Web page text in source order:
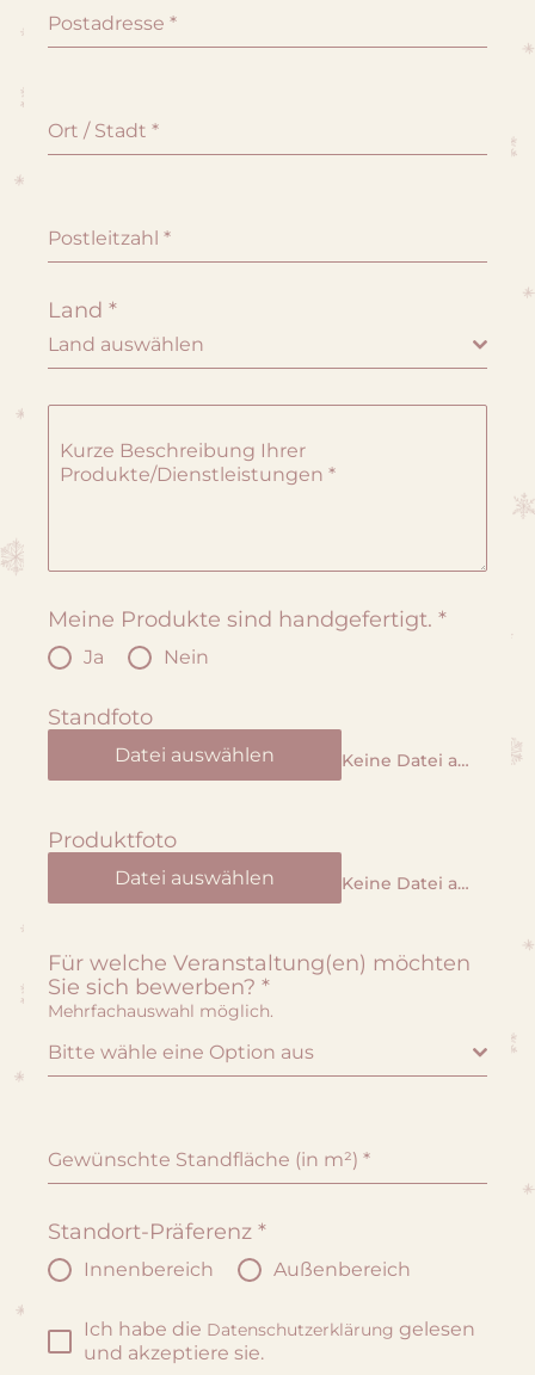
Postadresse *
Ort / Stadt *
Postleitzahl *
Land *
Land auswählen
Kurze Beschreibung Ihrer
Produkte/Dienstleistungen *
Meine Produkte sind handgefertigt. *
Ja Nein
Standfoto
Datei auswählen Keine Datei ausgewählt
Produktfoto
Datei auswählen Keine Datei ausgewählt
Für welche Veranstaltung(en) möchten
Sie sich bewerben? *
Mehrfachauswahl möglich.
Bitte wähle eine Option aus
Gewünschte Standfläche (in m²) *
Standort-Präferenz *
Innenbereich Außenbereich
Ich habe die Datenschutzerklärung gelesen
und akzeptiere sie.